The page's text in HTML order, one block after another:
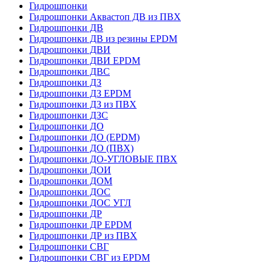
Гидрошпонки
Гидрошпонки Аквастоп ДВ из ПВХ
Гидрошпонки ДВ
Гидрошпонки ДВ из резины EPDM
Гидрошпонки ДВИ
Гидрошпонки ДВИ EPDM
Гидрошпонки ДВС
Гидрошпонки ДЗ
Гидрошпонки ДЗ EPDM
Гидрошпонки ДЗ из ПВХ
Гидрошпонки ДЗС
Гидрошпонки ДО
Гидрошпонки ДО (EPDM)
Гидрошпонки ДО (ПВХ)
Гидрошпонки ДО-УГЛОВЫЕ ПВХ
Гидрошпонки ДОИ
Гидрошпонки ДОМ
Гидрошпонки ДОС
Гидрошпонки ДОС УГЛ
Гидрошпонки ДР
Гидрошпонки ДР EPDM
Гидрошпонки ДР из ПВХ
Гидрошпонки СВГ
Гидрошпонки СВГ из EPDM